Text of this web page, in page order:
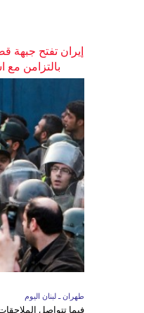
إيران تفتح جبهة
بالتزامن مع
طهران ـ لبنان اليوم
فيما تتواصل